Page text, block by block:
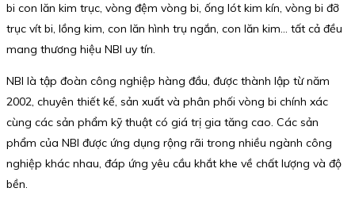
bi con lăn kim trục, vòng đệm vòng bi, ống lót kim kín, vòng bi đỡ
trục vít bi, lồng kim, con lăn hình trụ ngắn, con lăn kim… tất cả đều
mang thương hiệu NBI uy tín.
NBI là tập đoàn công nghiệp hàng đầu, được thành lập từ năm
2002, chuyên thiết kế, sản xuất và phân phối vòng bi chính xác
cùng các sản phẩm kỹ thuật có giá trị gia tăng cao. Các sản
phẩm của NBI được ứng dụng rộng rãi trong nhiều ngành công
nghiệp khác nhau, đáp ứng yêu cầu khắt khe về chất lượng và độ
bền.